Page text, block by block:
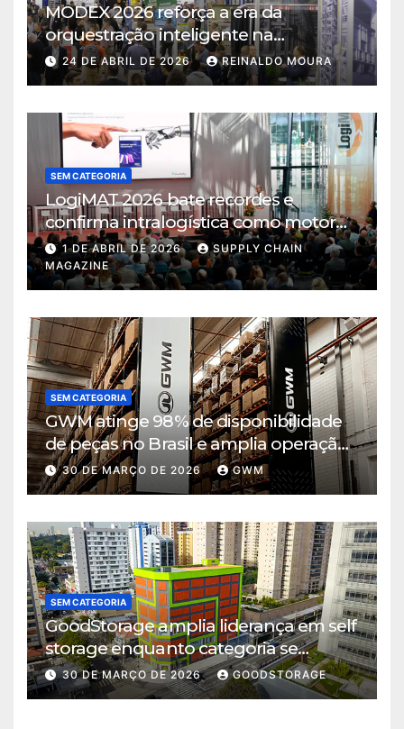
MODEX 2026 reforça a era da
orquestração inteligente na
intralogística
24 DE ABRIL DE 2026 REINALDO MOURA
SEM CATEGORIA
LogiMAT 2026 bate recordes e
confirma intralogística como motor
de decisão em tempos de incerteza
1 DE ABRIL DE 2026
SUPPLY CHAIN
MAGAZINE
SEM CATEGORIA
GWM atinge 98% de disponibilidade
de peças no Brasil e amplia operação
logística em Cajamar
30 DE MARÇO DE 2026 GWM
SEM CATEGORIA
GoodStorage amplia liderança em self
storage enquanto categoria se
consolida em São Paulo
30 DE MARÇO DE 2026 GOODSTORAGE